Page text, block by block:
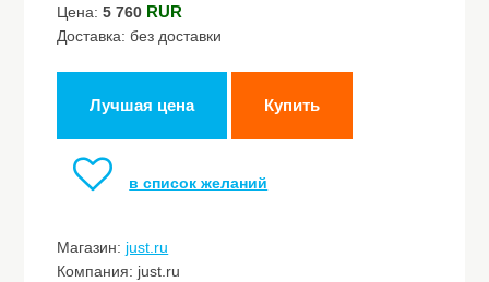
Цена:5 760 RUR
Доставка: без доставки
Лучшая цена Купить
в список желаний
Магазин: just.ru
Компания: just.ru